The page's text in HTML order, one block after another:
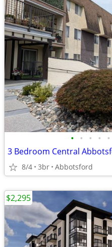
• • • • •
3 Bedroom Central
8/4 3br Abbotsford
$2,295